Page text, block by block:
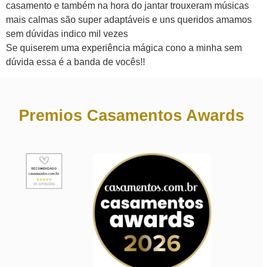
casamento e também na hora do jantar trouxeram músicas
mais calmas são super adaptáveis e uns queridos amamos
sem dúvidas indico mil vezes
Se quiserem uma experiência mágica cono a minha sem
dúvida essa é a banda de vocês!!
Premios Casamentos Awards